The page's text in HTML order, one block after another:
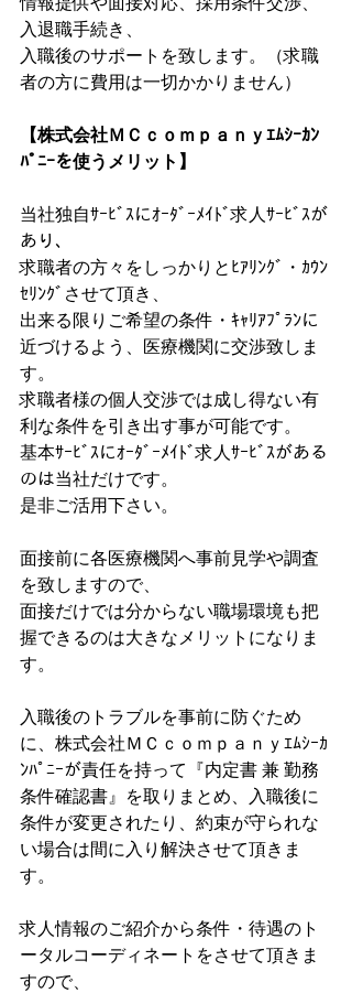
入退職手続き、
入職後のサポートを致します。（求職
者の方に費用は一切かかりません）
【株式会社ＭＣｃｏｍｐａｎｙｴﾑｼｰｶﾝ
ﾊﾟﾆｰを使うメリット】
当社独自ｻｰﾋﾞｽにｵｰﾀﾞｰﾒｲﾄﾞ求人ｻｰﾋﾞｽが
あり、
求職者の方々をしっかりとﾋｱﾘﾝｸﾞ・ｶｳﾝ
ｾﾘﾝｸﾞさせて頂き、
出来る限りご希望の条件・ｷｬﾘｱﾌﾟﾗﾝに
近づけるよう、医療機関に交渉致しま
す。
求職者様の個人交渉では成し得ない有
利な条件を引き出す事が可能です。
基本ｻｰﾋﾞｽにｵｰﾀﾞｰﾒｲﾄﾞ求人ｻｰﾋﾞｽがある
のは当社だけです。
是非ご活用下さい。
面接前に各医療機関へ事前見学や調査
を致しますので、
面接だけでは分からない職場環境も把
握できるのは大きなメリットになりま
す。
入職後のトラブルを事前に防ぐため
に、株式会社ＭＣｃｏｍｐａｎｙｴﾑｼｰｶ
ﾝﾊﾟﾆｰが責任を持って『内定書 兼 勤務
条件確認書』を取りまとめ、入職後に
条件が変更されたり、約束が守られな
い場合は間に入り解決させて頂きま
す。
求人情報のご紹介から条件・待遇のト
ータルコーディネートをさせて頂きま
すので、